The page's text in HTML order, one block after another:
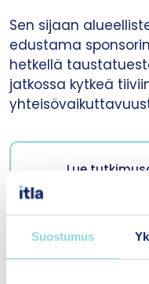
Suostumus
Sen sijaan
edustama
hetkellä
jatkossa kytkeä
Lue
leadership